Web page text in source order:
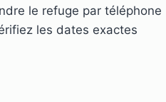
le refuge par téléphone
les dates exactes